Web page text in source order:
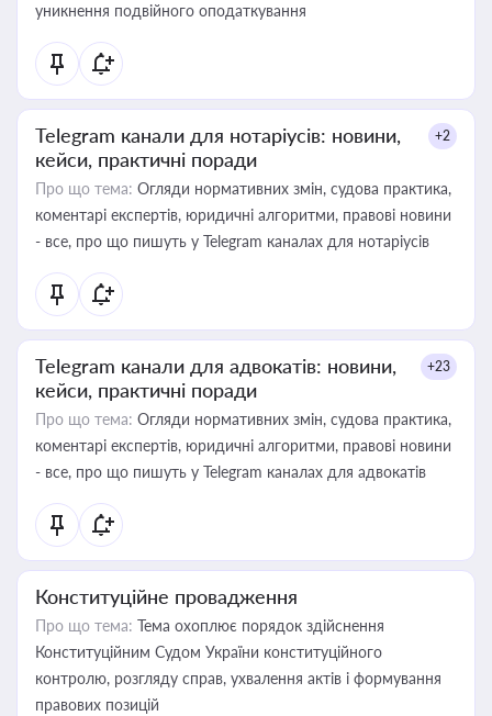
уникнення подвійного оподаткування
Telegram канали для нотаріусів: новини,
кейси, практичні поради
+2
Про що тема: Огляди нормативних змін, судова практика,
коментарі експертів, юридичні алгоритми, правові новини
- все, про що пишуть у Telegram каналах для нотаріусів
Telegram канали для адвокатів: новини,
кейси, практичні поради
+23
Про що тема: Огляди нормативних змін, судова практика,
коментарі експертів, юридичні алгоритми, правові новини
- все, про що пишуть у Telegram каналах для адвокатів
Конституційне провадження
Про що тема: Тема охоплює порядок здійснення
Конституційним Судом України конституційного
контролю, розгляду справ, ухвалення актів і формування
правових позицій